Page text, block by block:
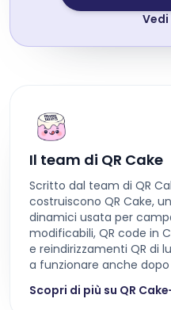
Vedi
Il team di QR Cake
Scritto dal team di QR
costruiscono QR Cake,
dinamici usata per
modificabili, QR code in
e reindirizzamenti QR di
a funzionare anche
Scopri di più su QR Cake